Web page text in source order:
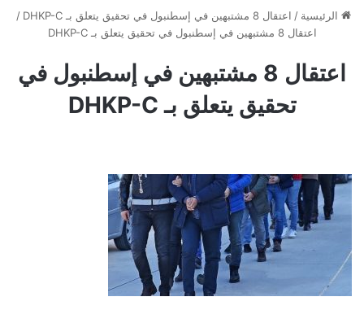
الرئيسية / اعتقال 8 مشتبهين في إسطنبول في تحقيق يتعلق بـ DHKP-C
/
اعتقال 8 مشتبهين في إسطنبول في تحقيق يتعلق بـ DHKP-C
اعتقال 8 مشتبهين في إسطنبول في
تحقيق يتعلق بـ DHKP-C